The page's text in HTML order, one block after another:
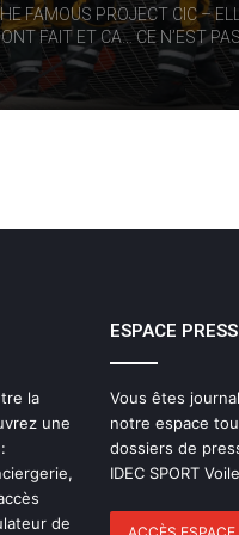
FAMOUS PROJECT CIC –
FAIT ET CA… CE N’EST
FAMOUS PROJECT CIC –
IDEC SPORT de retour sur la
Rhum 2026 avec Alexia Barrier
Famous Project CIC : un
homologué, une aventure
collective soutenue par IDEC
la
une
de
ESPACE
Vous êtes
notre espace
dossiers de
IDEC SPORT